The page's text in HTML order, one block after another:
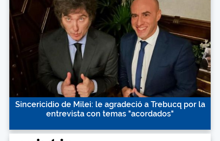
Sincericidio de Milei: le agradeció a Trebucq por la
entrevista con temas "acordados"